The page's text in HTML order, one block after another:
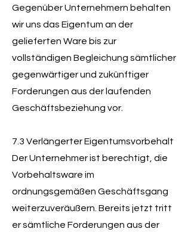
Gegenüber Unternehmern behalten
wir uns das Eigentum an der
gelieferten Ware bis zur
vollständigen Begleichung sämtlicher
gegenwärtiger und zukünftiger
Forderungen aus der laufenden
Geschäftsbeziehung vor.
7.3 Verlängerter Eigentumsvorbehalt
Der Unternehmer ist berechtigt, die
Vorbehaltsware im
ordnungsgemäßen Geschäftsgang
weiterzuveräußern. Bereits jetzt tritt
er sämtliche Forderungen aus der